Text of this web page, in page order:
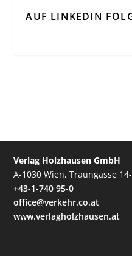
AUF LINKEDIN
Verlag Holzhausen GmbH
A-1030 Wien, Traungasse
+43-1-740 95-0
office@verkehr.co.at
www.verlagholzhausen.at